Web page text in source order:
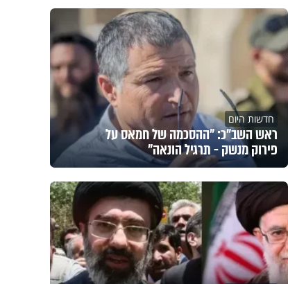
חדשות היום
ראש השב"כ: "ההסכמה של חמאס על
פירוק מנשק - תרגיל הונאה"